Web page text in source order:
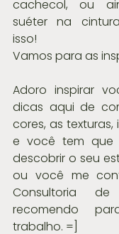
cachecol, ou
suéter na
isso!
Vamos para as
Adoro inspirar
dicas aqui de
cores, as
e você tem que
descobrir o seu
ou você me
Consultoria
recomendo
trabalho. =]